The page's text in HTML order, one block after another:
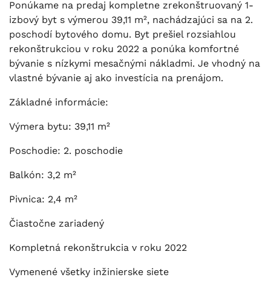
Ponúkame na predaj kompletne zrekonštruovaný 1-
izbový byt s výmerou 39,11 m², nachádzajúci sa na 2.
poschodí bytového domu. Byt prešiel rozsiahlou
rekonštrukciou v roku 2022 a ponúka komfortné
bývanie s nízkymi mesačnými nákladmi. Je vhodný na
vlastné bývanie aj ako investícia na prenájom.
Základné informácie:
Výmera bytu: 39,11 m²
Poschodie: 2. poschodie
Balkón: 3,2 m²
Pivnica: 2,4 m²
Čiastočne zariadený
Kompletná rekonštrukcia v roku 2022
Vymenené všetky inžinierske siete